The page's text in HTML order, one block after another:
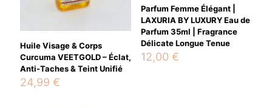
Huile Visage & Corps
Curcuma VEETGOLD – Éclat,
Anti-Taches & Teint Unifié
24,99 €
Parfum Femme Élégant |
LAXURIA BY LUXURY Eau de
Parfum 35ml | Fragrance
Délicate Longue Tenue
12,00 €